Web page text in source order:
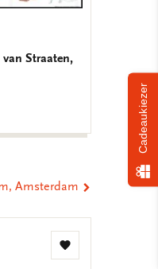
van Straaten,
€ 9,99
Amsterdam
Toevoegen
Cadeaukiezer